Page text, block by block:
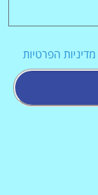
מדיניות הפרטיות